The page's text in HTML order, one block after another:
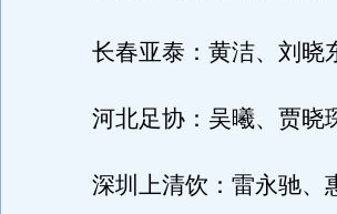
长春亚泰：黄洁、刘晓
河北足协：吴曦、贾晓
深圳上清饮：雷永驰、